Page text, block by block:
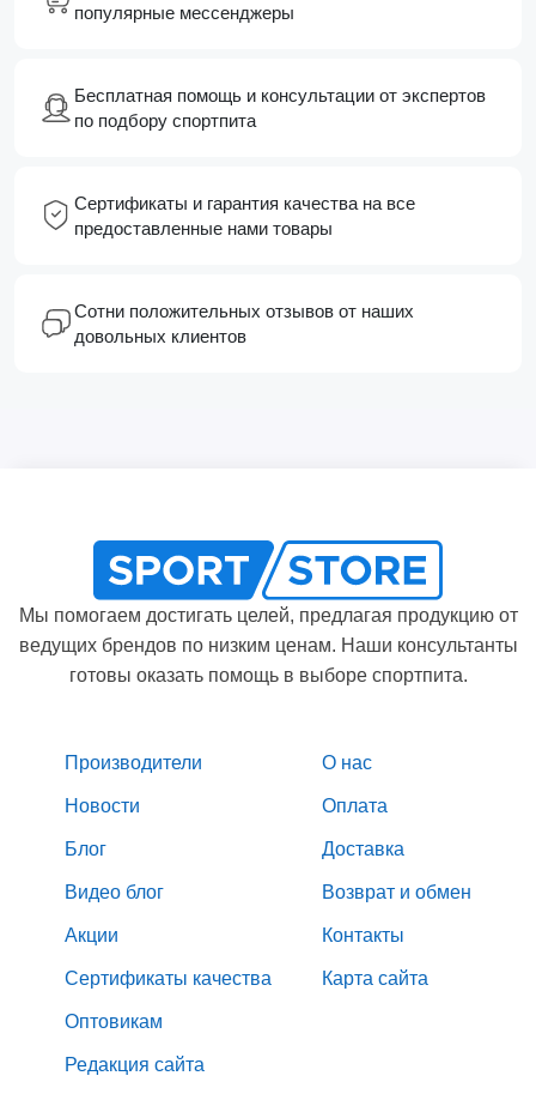
популярные мессенджеры
Бесплатная помощь и консультации от экспертов
по подбору спортпита
Сертификаты и гарантия качества на все
предоставленные нами товары
Сотни положительных отзывов от наших
довольных клиентов
Мы помогаем достигать целей, предлагая продукцию от
ведущих брендов по низким ценам. Наши консультанты
готовы оказать помощь в выборе спортпита.
Производители
Новости
Блог
Видео блог
Акции
Сертификаты качества
Оптовикам
Редакция сайта
О нас
Оплата
Доставка
Возврат и обмен
Контакты
Карта сайта